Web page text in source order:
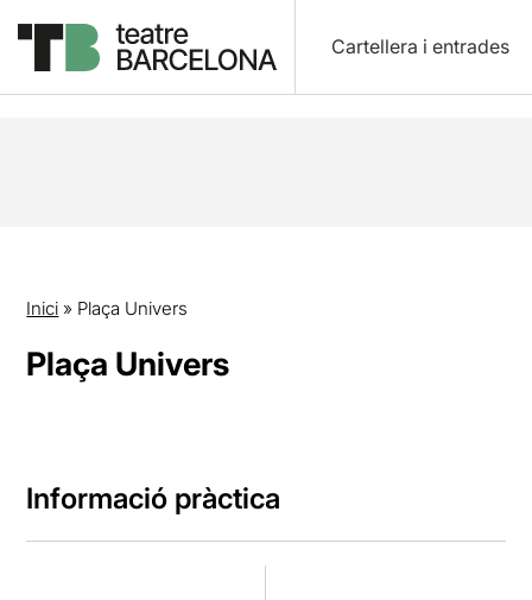
Cartellera i entrades
Inici » Plaça Univers
Plaça Univers
Informació pràctica